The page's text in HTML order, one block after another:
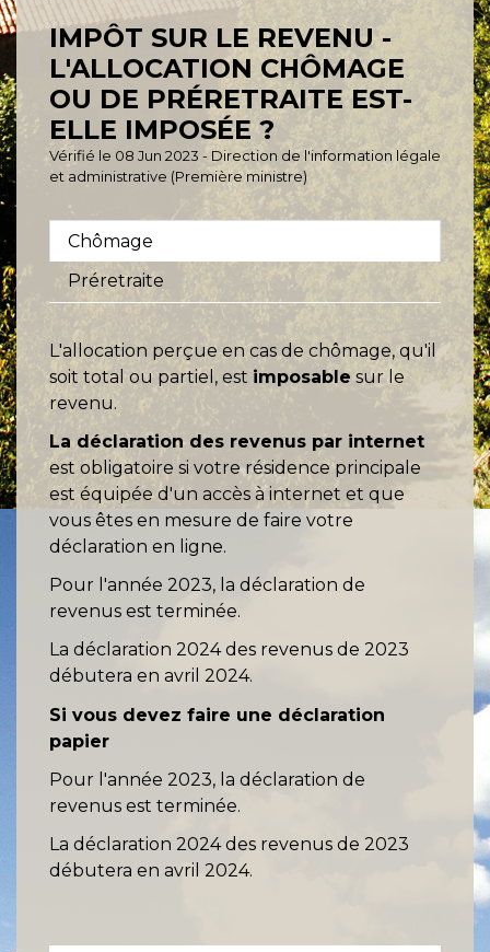
IMPÔT SUR LE REVENU -
L'ALLOCATION CHÔMAGE
OU DE PRÉRETRAITE EST-
ELLE IMPOSÉE ?
Vérifié le 08 Jun 2023 - Direction de l'information légale
et administrative (Première ministre)
Chômage
Préretraite
L'allocation perçue en cas de chômage, qu'il
soit total ou partiel, est imposable sur le
revenu.
La déclaration des revenus par internet
est obligatoire si votre résidence principale
est équipée d'un accès à internet et que
vous êtes en mesure de faire votre
déclaration en ligne.
Pour l'année 2023, la déclaration de
revenus est terminée.
La déclaration 2024 des revenus de 2023
débutera en avril 2024.
Si vous devez faire une déclaration
papier
Pour l'année 2023, la déclaration de
revenus est terminée.
La déclaration 2024 des revenus de 2023
débutera en avril 2024.